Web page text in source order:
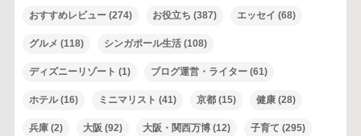
おすすめレビュー(274) お役立ち (387) エッセイ (68)
グルメ (118) シンガポール生活(108)
ディズニーリゾート (1) ブログ運営・ライター(61)
ホテル(16) ミニマリスト (41) 京都(15) 健康(28)
兵庫(2) 大阪 (92) 大阪・関西万博(12) 子育て (295)